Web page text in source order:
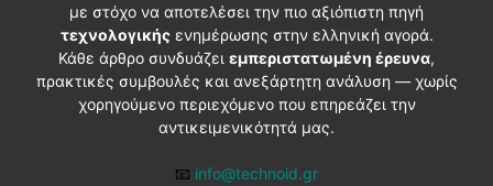
με στόχο να αποτελέσει την πιο αξιόπιστη πηγή
τεχνολογικήςενημέρωσης στην ελληνική αγορά.
Κάθε άρθρο συνδυάζει εμπεριστατωμένη έρευνα,
πρακτικές συμβουλές και ανεξάρτητη ανάλυση — χωρίς
χορηγούμενο περιεχόμενο που επηρεάζει την
αντικειμενικότητά μας.
📧 info@technoid.gr